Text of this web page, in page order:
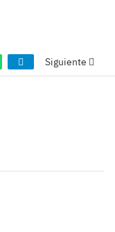
Siguiente